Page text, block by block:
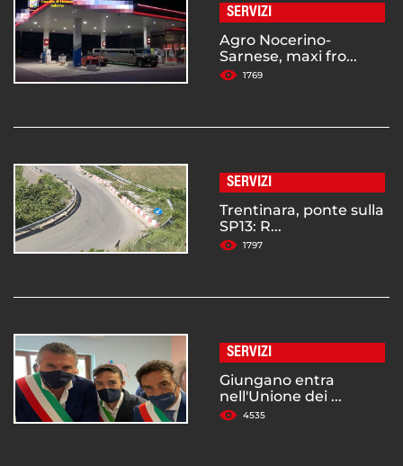
SERVIZI
Agro Nocerino-
Sarnese, maxi fro...
1769
SERVIZI
Trentinara, ponte sulla
SP13: R...
1797
SERVIZI
Giungano entra
nell'Unione dei ...
4535